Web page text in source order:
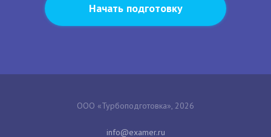
Начать подготовку
ООО «Турбоподготовка», 2026